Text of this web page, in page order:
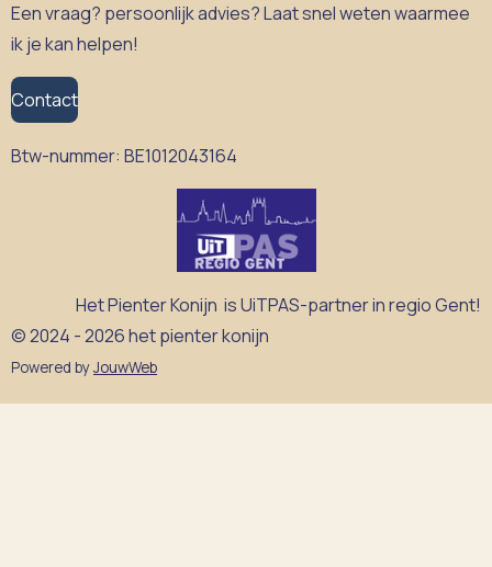
Een vraag? persoonlijk advies? Laat snel weten waarmee
ik je kan helpen!
Contact
Btw-nummer: BE1012043164
Het Pienter Konijn is UiTPAS-partner in regio Gent!
© 2024 - 2026 het pienter konijn
Powered byJouwWeb